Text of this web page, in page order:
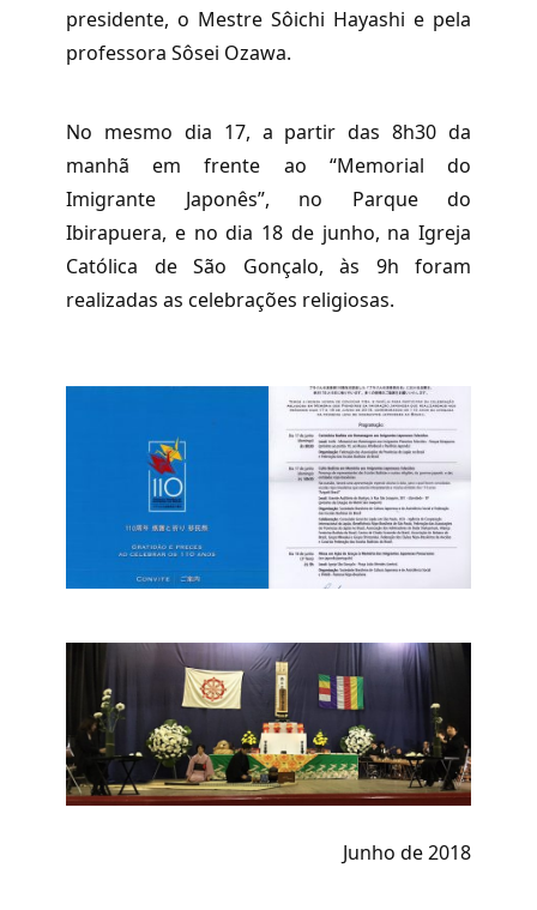
presidente, o Mestre Sôichi Hayashi e pela
professora Sôsei Ozawa.
No mesmo dia 17, a partir das 8h30 da
manhã em frente ao “Memorial do
Imigrante Japonês”, no Parque do
Ibirapuera, e no dia 18 de junho, na Igreja
Católica de São Gonçalo, às 9h foram
realizadas as celebrações religiosas.
Junho de 2018